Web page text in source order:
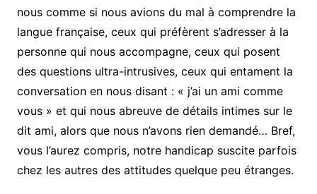
nous comme si nous avions du mal à comprendre la
langue française, ceux qui préfèrent s’adresser à la
personne qui nous accompagne, ceux qui posent
des questions ultra-intrusives, ceux qui entament la
conversation en nous disant : « j’ai un ami comme
vous » et qui nous abreuve de détails intimes sur le
dit ami, alors que nous n’avons rien demandé… Bref,
vous l’aurez compris, notre handicap suscite parfois
chez les autres des attitudes quelque peu étranges.